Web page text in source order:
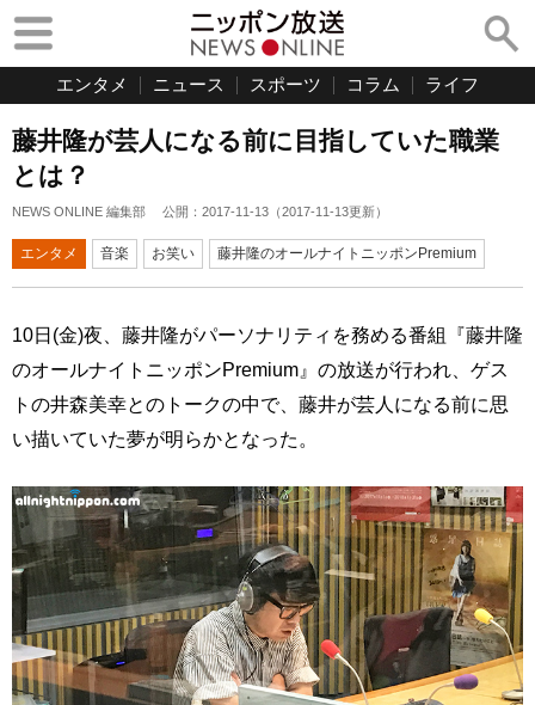
エンタメ ニュース スポーツ コラム ライフ
藤井隆が芸人になる前に目指していた職業
とは？
NEWS ONLINE 編集部 公開： 2017-11-13 （2017-11-13更新）
エンタメ 音楽 お笑い 藤井隆のオールナイトニッポンPremium
10日(金)夜、藤井隆がパーソナリティを務める番組『藤井隆
のオールナイトニッポンPremium』の放送が行われ、ゲス
トの井森美幸とのトークの中で、藤井が芸人になる前に思
い描いていた夢が明らかとなった。